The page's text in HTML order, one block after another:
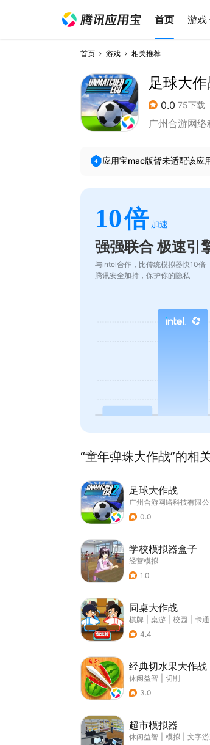
首页 游戏
首页 游戏 相关推荐
足球大作
0.0 75下载
广州合游网络
应用宝mac版暂未适配该应
10倍 加速
强强联合 极速引
与intel合作，比传统模拟器快10倍
腾讯安全加持，保护你的隐私
“童年弹珠大作战”的相
足球大作战
广州合游网络科技有限公
0.0
学校模拟器盒子
经营模拟
1.0
同桌大作战
棋牌 桌游 校园
卡通
4.4
经典切水果大作战
休闲益智
切削
3.0
超市模拟器
休闲益智 模拟 文字